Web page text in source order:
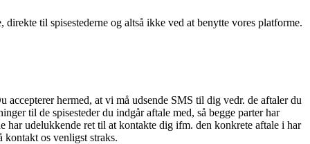
til spisestederne og altså ikke ved at benytte vores platforme.
hermed, at vi må udsende SMS til dig vedr. de aftaler du
til de spisesteder du indgår aftale med, så begge parter har
udelukkende ret til at kontakte dig ifm. den konkrete aftale i har
kontakt os venligst straks.